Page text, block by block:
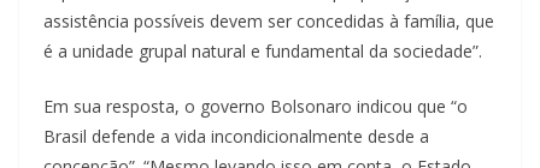
assistência possíveis devem ser concedidas à família, que
é a unidade grupal natural e fundamental da sociedade”.
Em sua resposta, o governo Bolsonaro indicou que “o
Brasil defende a vida incondicionalmente desde a